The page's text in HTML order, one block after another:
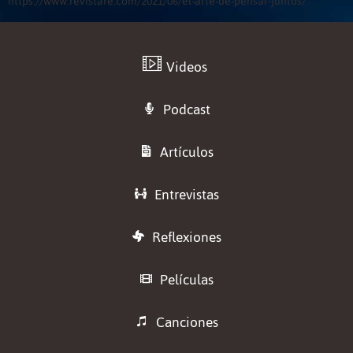
Videos
Podcast
Artículos
Entrevistas
Reflexiones
Películas
Canciones